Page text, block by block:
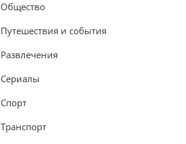
Общество
Путешествия и события
Развлечения
Сериалы
Спорт
Транспорт